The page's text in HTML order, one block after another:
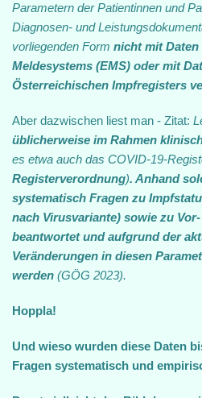
Parametern der Patientinnen und
Diagnosen‐ und
vorliegenden Form nicht mit
Meldesystems (EMS) oder mit
Österreichischen Impfregisters
Aber dazwischen liest man - Zitat:
üblicherweise im Rahmen
es etwa auch das
Registerverordnung). Anhand
systematisch Fragen zu
nach Virusvariante) sowie zu
beantwortet und aufgrund der
Veränderungen in diesen
werden (GÖG 2023).
Hoppla!
Und wieso wurden diese Daten
Fragen systematisch und